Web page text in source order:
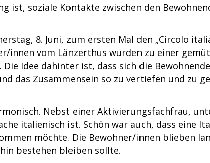
ist, soziale Kontakte zwischen den
8. Juni, zum ersten Mal den „Circolo
innen vom Länzerthus wurden zu einer
Idee dahinter ist, dass sich die
das Zusammensein so zu vertiefen und zu
Nebst einer Aktivierungsfachfrau,
italienisch ist. Schön war auch, dass eine
möchte. Die Bewohner/innen blieben
bestehen bleiben sollte.